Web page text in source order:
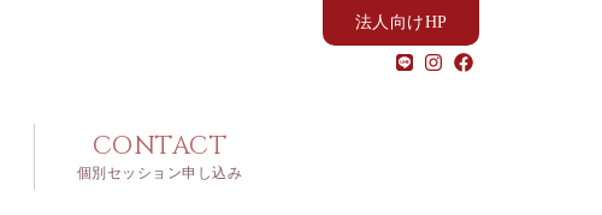
法人向けHP
CONTACT
個別セッション申し込み